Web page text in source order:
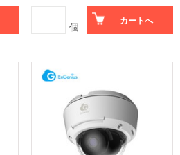
個 カートへ